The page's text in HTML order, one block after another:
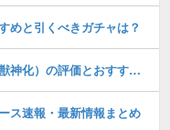
めと引くべきガチャは？
カーミラ（真獣神化）の評価とおすすめのわくわくの実
ス速報・最新情報まとめ